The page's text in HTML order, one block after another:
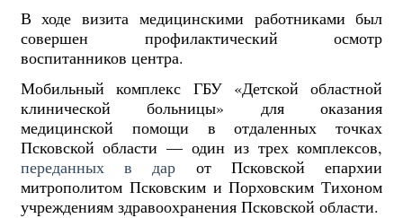
В ходе визита медицинскими работниками был
совершен профилактический осмотр
воспитанников центра.
Мобильный комплекс ГБУ «Детской областной
клинической больницы» для оказания
медицинской помощи в отдаленных точках
Псковской области — один из трех комплексов,
переданных в дар от Псковской епархии
митрополитом Псковским и Порховским Тихоном
учреждениям здравоохранения Псковской области.